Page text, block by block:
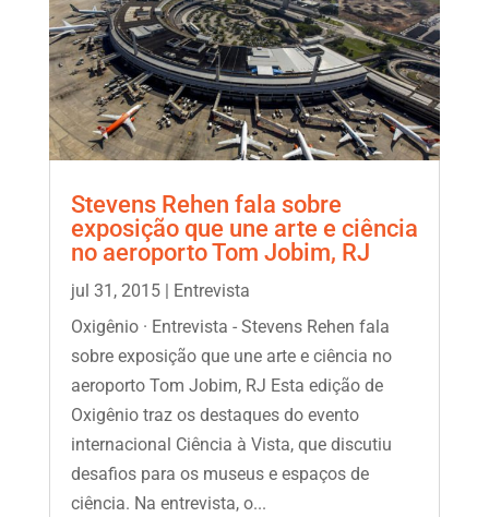
Stevens Rehen fala sobre
exposição que une arte e ciência
no aeroporto Tom Jobim, RJ
jul 31, 2015| Entrevista
Oxigênio · Entrevista - Stevens Rehen fala
sobre exposição que une arte e ciência no
aeroporto Tom Jobim, RJ Esta edição de
Oxigênio traz os destaques do evento
internacional Ciência à Vista, que discutiu
desafios para os museus e espaços de
ciência. Na entrevista, o...